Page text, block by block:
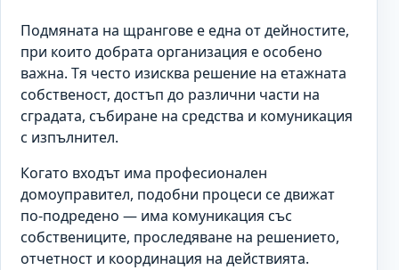
Подмяната на щрангове е една от дейностите,
при които добрата организация е особено
важна. Тя често изисква решение на етажната
собственост, достъп до различни части на
сградата, събиране на средства и комуникация
с изпълнител.
Когато входът има професионален
домоуправител, подобни процеси се движат
по-подредено — има комуникация със
собствениците, проследяване на решението,
отчетност и координация на действията.